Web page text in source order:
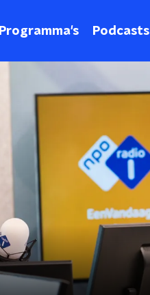
Programma's Podcasts